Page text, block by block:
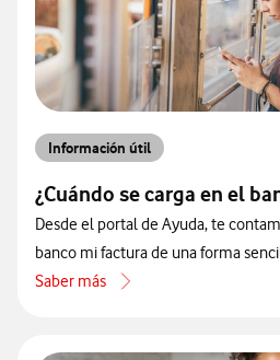
Información útil
¿Cuándo se carga en el
Desde el portal de Ayuda, te
banco mi factura de una forma
Saber más
acerca de ¿Cuándo se carga en el